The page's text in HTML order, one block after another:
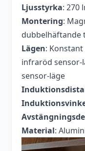
Ljusstyrka: 270
Montering:
dubbelhäftande
Lägen:
infraröd sensor-
sensor-läge
Material: